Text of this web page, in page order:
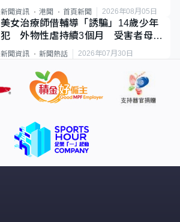
類案最惡劣
新聞資訊 港聞 首頁新聞 2026年08月05日
美女治療師借輔導「誘騙」14歲少年
犯 外物性虐持續3個月 受害者母：
要保護其他人
新聞資訊 新聞熱話 2026年07月30日